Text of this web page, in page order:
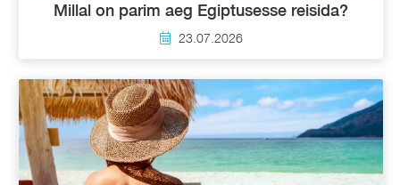
Millal on parim aeg Egiptusesse reisida?
23.07.2026